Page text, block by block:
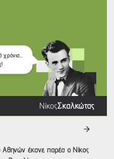
χρόνια…
ΝίκοςΣκαλκώτας
έκανε παρέα ο Νίκος